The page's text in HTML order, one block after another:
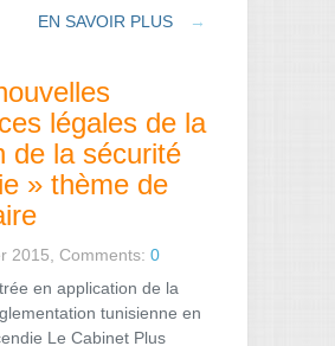
EN SAVOIR PLUS →
légales de la
de la sécurité
» thème de
2015, Comments: 0
en application de la
tunisienne en
Le Cabinet Plus